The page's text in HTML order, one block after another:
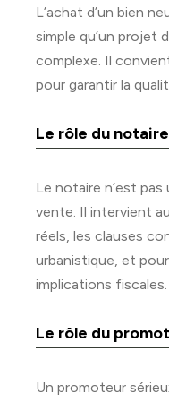
L’achat d’un bien
simple qu’un projet
complexe. Il
pour garantir la
Le rôle du notaire
Le notaire n’est
vente. Il intervient
réels, les clauses
urbanistique, et
implications fiscales.
Le rôle du
Un promoteur